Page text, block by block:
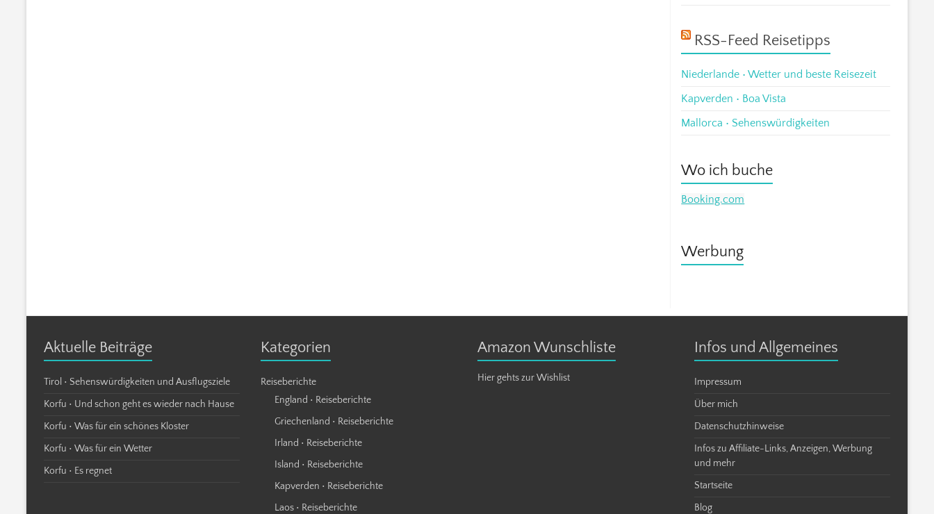
RSS-Feed Reisetipps
Niederlande • Wetter und beste Reisezeit
Kapverden • Boa Vista
Mallorca • Sehenswürdigkeiten
Wo ich buche
Booking.com
Werbung
Aktuelle Beiträge
Tirol • Sehenswürdigkeiten und Ausflugsziele
Korfu • Und schon geht es wieder nach Hause
Korfu • Was für ein schönes Kloster
Korfu • Was für ein Wetter
Korfu • Es regnet
Kategorien
Reiseberichte
England • Reiseberichte
Griechenland • Reiseberichte
Irland • Reiseberichte
Island • Reiseberichte
Kapverden • Reiseberichte
Laos • Reiseberichte
Amazon Wunschliste
Hier gehts zur Wishlist
Infos und Allgemeines
Impressum
Über mich
Datenschutzhinweise
Infos zu Affiliate-Links, Anzeigen, Werbung
und mehr
Startseite
Blog